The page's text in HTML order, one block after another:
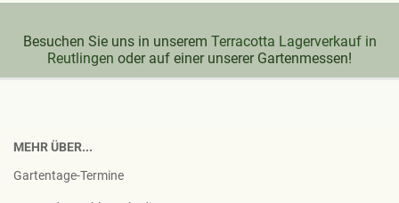
Besuchen Sie uns in unserem Terracotta Lagerverkauf in
Reutlingen oder auf einer unserer Gartenmessen!
MEHR ÜBER...
Gartentage-Termine